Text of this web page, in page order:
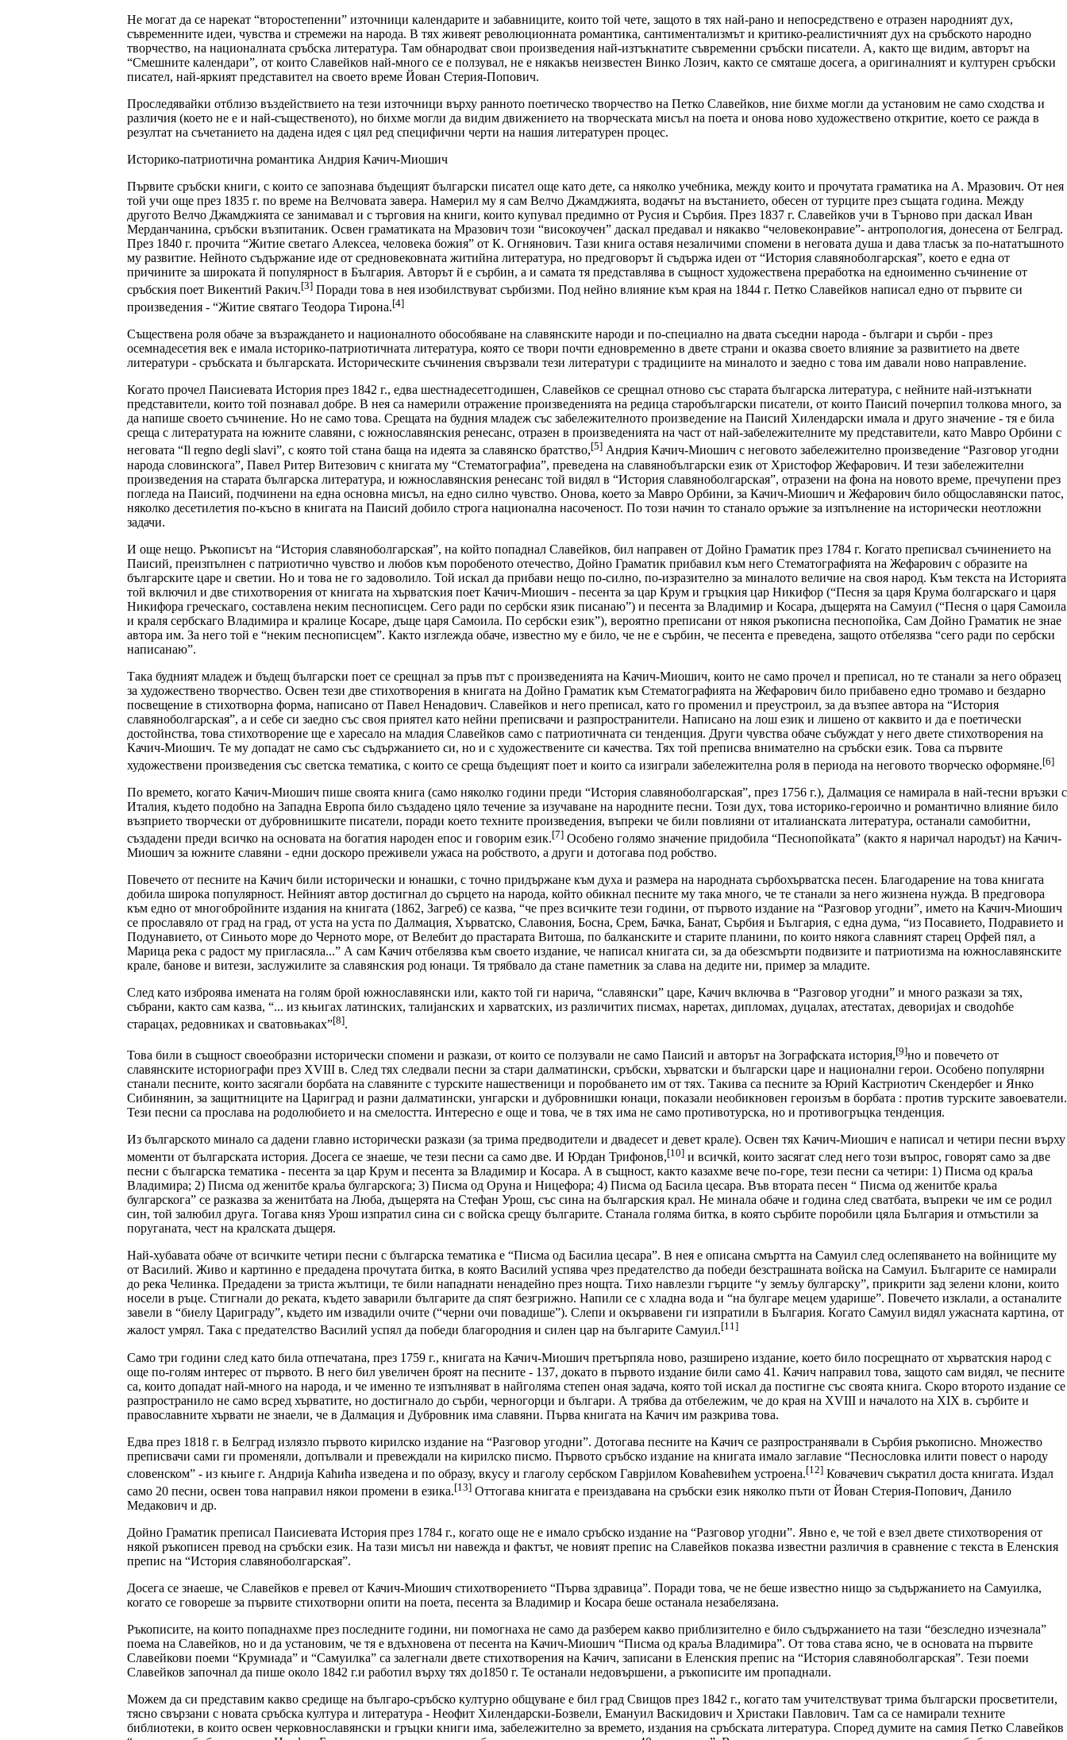
Не могат да се нарекат “второстепенни” източници календарите и забавниците, които той чете, защото в тях най-рано и непосредствено е отразен народният дух,
съвременните идеи, чувства и стремежи на народа. В тях живеят революционната романтика, сантиментализмът и критико-реалистичният дух на сръбското народно
творчество, на националната сръбска литература. Там обнародват свои произведения най-изтъкнатите съвременни сръбски писатели. А, както ще видим, авторът на
“Смешните календари”, от които Славейков най-много се е ползувал, не е някакъв неизвестен Винко Лозич, както се смяташе досега, а оригиналният и културен сръбски
писател, най-яркият представител на своето време Йован Стерия-Попович.
Проследявайки отблизо въздействието на тези източници върху ранното поетическо творчество на Петко Славейков, ние бихме могли да установим не само сходства и
различия (което не е и най-същественото), но бихме могли да видим движението на творческата мисъл на поета и онова ново художествено откритие, което се ражда в
резултат на съчетанието на дадена идея с цял ред специфични черти на нашия литературен процес.
Историко-патриотична романтика Андрия Качич-Миошич
Първите сръбски книги, с които се запознава бъдещият български писател още като дете, са няколко учебника, между които и прочутата граматика на А. Мразович. От нея
той учи още през 1835 г. по време на Велчовата завера. Намерил му я сам Велчо Джамджията, водачът на въстанието, обесен от турците през същата година. Между
другото Велчо Джамджията се занимавал и с търговия на книги, които купувал предимно от Русия и Сърбия. През 1837 г. Славейков учи в Търново при даскал Иван
Мерданчанина, сръбски възпитаник. Освен граматиката на Мразович този “високоучен” даскал предавал и някакво “человеконравие”- антропология, донесена от Белград.
През 1840 г. прочита “Житие светаго Алексеа, человека божия” от К. Огнянович. Тази книга оставя незаличими спомени в неговата душа и дава тласък за по-нататъшното
му развитие. Нейното съдържание иде от средновековната житийна литература, но предговорът й съдържа идеи от “История славяноболгарская”, което е една от
причините за широката й популярност в България. Авторът й е сърбин, а и самата тя представлява в същност художествена преработка на едноименно съчинение от
сръбския поет Викентий Ракич.[3] Поради това в нея изобилствуват сърбизми. Под нейно влияние към края на 1844 г. Петко Славейков написал едно от първите си
произведения - “Житие святаго Теодора Тирона.[4]
Съществена роля обаче за възраждането и националното обособяване на славянските народи и по-специално на двата съседни народа - българи и сърби - през
осемнадесетия век е имала историко-патриотичната литература, която се твори почти едновременно в двете страни и оказва своето влияние за развитието на двете
литератури - сръбската и българската. Историческите съчинения свързвали тези литератури с традициите на миналото и заедно с това им давали ново направление.
Когато прочел Паисиевата История през 1842 г., едва шестнадесетгодишен, Славейков се срещнал отново със старата българска литература, с нейните най-изтъкнати
представители, които той познавал добре. В нея са намерили отражение произведенията на редица старобългарски писатели, от които Паисий почерпил толкова много, за
да напише своето съчинение. Но не само това. Срещата на будния младеж със забележителното произведение на Паисий Хилендарски имала и друго значение - тя е била
среща с литературата на южните славяни, с южнославянския ренесанс, отразен в произведенията на част от най-забележителните му представители, като Мавро Орбини с
неговата “Il regno degli slavi”, с която той стана баща на идеята за славянско братство,[5] Андрия Качич-Миошич с неговото забележително произведение “Разговор угодни
народа словинскога”, Павел Ритер Витезович с книгата му “Стематографиа”, преведена на славянобългарски език от Христофор Жефарович. И тези забележителни
произведения на старата българска литература, и южнославянския ренесанс той видял в “История славяноболгарская”, отразени на фона на новото време, пречупени през
погледа на Паисий, подчинени на една основна мисъл, на едно силно чувство. Онова, което за Мавро Орбини, за Качич-Миошич и Жефарович било общославянски патос,
няколко десетилетия по-късно в книгата на Паисий добило строга национална насоченост. По този начин то станало оръжие за изпълнение на исторически неотложни
задачи.
И още нещо. Ръкописът на “История славяноболгарская”, на който попаднал Славейков, бил направен от Дойно Граматик през 1784 г. Когато преписвал съчинението на
Паисий, преизпълнен с патриотично чувство и любов към поробеното отечество, Дойно Граматик прибавил към него Стематографията на Жефарович с образите на
българските царе и светии. Но и това не го задоволило. Той искал да прибави нещо по-силно, по-изразително за миналото величие на своя народ. Към текста на Историята
той включил и две стихотворения от книгата на хърватския поет Качич-Миошич - песента за цар Крум и гръцкия цар Никифор (“Песня за царя Крума болгарскаго и царя
Никифора греческаго, составлена неким песнописцем. Сего ради по сербски язик писанаю”) и песента за Владимир и Косара, дъщерята на Самуил (“Песня о царя Самоила
и краля сербскаго Владимира и кралице Косаре, дъще царя Самоила. По сербски език”), вероятно преписани от някоя ръкописна песнопойка, Сам Дойно Граматик не знае
автора им. За него той е “неким песнописцем”. Както изглежда обаче, известно му е било, че не е сърбин, че песента е преведена, защото отбелязва “сего ради по сербски
написанаю”.
Така будният младеж и бъдещ български поет се срещнал за пръв път с произведенията на Качич-Миошич, които не само прочел и преписал, но те станали за него образец
за художествено творчество. Освен тези две стихотворения в книгата на Дойно Граматик към Стематографията на Жефарович било прибавено едно тромаво и бездарно
посвещение в стихотворна форма, написано от Павел Ненадович. Славейков и него преписал, като го променил и преустроил, за да възпее автора на “История
славяноболгарская”, а и себе си заедно със своя приятел като нейни преписвачи и разпространители. Написано на лош език и лишено от каквито и да е поетически
достойнства, това стихотворение ще е харесало на младия Славейков само с патриотичната си тенденция. Други чувства обаче събуждат у него двете стихотворения на
Качич-Миошич. Те му допадат не само със съдържанието си, но и с художествените си качества. Тях той преписва внимателно на сръбски език. Това са първите
художествени произведения със светска тематика, с които се среща бъдещият поет и които са изиграли забележителна роля в периода на неговото творческо оформяне.[6]
По времето, когато Качич-Миошич пише своята книга (само няколко години преди “История славяноболгарская”, през 1756 г.), Далмация се намирала в най-тесни връзки с
Италия, където подобно на Западна Европа било създадено цяло течение за изучаване на народните песни. Този дух, това историко-героично и романтично влияние било
възприето творчески от дубровнишките писатели, поради което техните произведения, въпреки че били повлияни от италианската литература, останали самобитни,
създадени преди всичко на основата на богатия народен епос и говорим език.[7] Особено голямо значение придобила “Песнопойката” (както я наричал народът) на Качич-
Миошич за южните славяни - едни доскоро преживели ужаса на робството, а други и дотогава под робство.
Повечето от песните на Качич били исторически и юнашки, с точно придържане към духа и размера на народната сърбохърватска песен. Благодарение на това книгата
добила широка популярност. Нейният автор достигнал до сърцето на народа, който обикнал песните му така много, че те станали за него жизнена нужда. В предговора
към едно от многобройните издания на книгата (1862, Загреб) се казва, “че през всичките тези години, от първото издание на “Разговор угодни”, името на Качич-Миошич
се прославяло от град на град, от уста на уста по Далмация, Хърватско, Славония, Босна, Срем, Бачка, Банат, Сърбия и България, с една дума, “из Посавието, Подравието и
Подунавието, от Синьото море до Черното море, от Велебит до прастарата Витоша, по балканските и старите планини, по които някога славният старец Орфей пял, а
Марица река с радост му пригласяла...” А сам Качич отбелязва към своето издание, че написал книгата си, за да обезсмърти подвизите и патриотизма на южнославянските
крале, банове и витези, заслужилите за славянския род юнаци. Тя трябвало да стане паметник за слава на дедите ни, пример за младите.
След като изброява имената на голям брой южнославянски или, както той ги нарича, “славянски” царе, Качич включва в “Разговор угодни” и много разкази за тях,
събрани, както сам казва, “... из књигах латинских, талијанских и харватских, из различитих писмах, наретах, дипломах, дуцалах, атестатах, деворијах и сводоћбе
старацах, редовниках и сватовњаках”[8].
Това били в същност своеобразни исторически спомени и разкази, от които се ползували не само Паисий и авторът на Зографската история,[9]но и повечето от
славянските историографи през XVIII в. След тях следвали песни за стари далматински, сръбски, хърватски и български царе и национални герои. Особено популярни
станали песните, които засягали борбата на славяните с турските нашественици и поробването им от тях. Такива са песните за Юрий Кастриотич Скендербег и Янко
Сибинянин, за защитниците на Цариград и разни далматински, унгарски и дубровнишки юнаци, показали необикновен героизъм в борбата : против турските завоеватели.
Тези песни са прослава на родолюбието и на смелостта. Интересно е още и това, че в тях има не само противотурска, но и противогръцка тенденция.
Из българското минало са дадени главно исторически разкази (за трима предводители и двадесет и девет крале). Освен тях Качич-Миошич е написал и четири песни върху
моменти от българската история. Досега се знаеше, че тези песни са само две. И Юрдан Трифонов,[10] и всичкй, които засягат след него този въпрос, говорят само за две
песни с българска тематика - песента за цар Крум и песента за Владимир и Косара. А в същност, както казахме вече по-горе, тези песни са четири: 1) Писма од краља
Владимира; 2) Писма од женитбе краља булгарскога; 3) Писма од Оруна и Ницефора; 4) Писма од Басила цесара. Във втората песен “ Писма од женитбе краља
булгарскога” се разказва за женитбата на Люба, дъщерята на Стефан Урош, със сина на българския крал. Не минала обаче и година след сватбата, въпреки че им се родил
син, той залюбил друга. Тогава княз Урош изпратил сина си с войска срещу българите. Станала голяма битка, в която сърбите поробили цяла България и отмъстили за
поруганата, чест на кралската дъщеря.
Най-хубавата обаче от всичките четири песни с българска тематика е “Писма од Басилиа цесара”. В нея е описана смъртта на Самуил след ослепяването на войниците му
от Василий. Живо и картинно е предадена прочутата битка, в която Василий успява чрез предателство да победи безстрашната войска на Самуил. Българите се намирали
до река Челинка. Предадени за триста жълтици, те били нападнати ненадейно през нощта. Тихо навлезли гърците “у земљу булгарску”, прикрити зад зелени клони, които
носели в ръце. Стигнали до реката, където заварили българите да спят безгрижно. Напили се с хладна вода и “на булгаре мецем ударише”. Повечето изклали, а останалите
завели в “биелу Цариграду”, където им извадили очите (“черни очи повадише”). Слепи и окървавени ги изпратили в България. Когато Самуил видял ужасната картина, от
жалост умрял. Така с предателство Василий успял да победи благородния и силен цар на българите Самуил.[11]
Само три години след като била отпечатана, през 1759 г., книгата на Качич-Миошич претърпяла ново, разширено издание, което било посрещнато от хърватския народ с
още по-голям интерес от първото. В него бил увеличен броят на песните - 137, докато в първото издание били само 41. Качич направил това, защото сам видял, че песните
са, които допадат най-много на народа, и че именно те изпълняват в найголяма степен оная задача, която той искал да постигне със своята книга. Скоро второто издание се
разпространило не само всред хърватите, но достигнало до сърби, черногорци и българи. А трябва да отбележим, че до края на XVIII и началото на XIX в. сърбите и
православните хървати не знаели, че в Далмация и Дубровник има славяни. Първа книгата на Качич им разкрива това.
Едва през 1818 г. в Белград излязло първото кирилско издание на “Разговор угодни”. Дотогава песните на Качич се разпространявали в Сърбия ръкописно. Множество
преписвачи сами ги променяли, допълвали и превеждали на кирилско писмо. Първото сръбско издание на книгата имало заглавие “Песнословка илити повест о народу
словенском” - из књиге г. Андрија Каћића изведена и по образу, вкусу и глаголу сербском Гаврјилом Коваћевићем устроена.[12] Ковачевич съкратил доста книгата. Издал
само 20 песни, освен това направил някои промени в езика.[13] Оттогава книгата е преиздавана на сръбски език няколко пъти от Йован Стерия-Попович, Данило
Медакович и др.
Дойно Граматик преписал Паисиевата История през 1784 г., когато още не е имало сръбско издание на “Разговор угодни”. Явно е, че той е взел двете стихотворения от
някой ръкописен превод на сръбски език. На тази мисъл ни навежда и фактът, че новият препис на Славейков показва известни различия в сравнение с текста в Еленския
препис на “История славяноболгарская”.
Досега се знаеше, че Славейков е превел от Качич-Миошич стихотворението “Първа здравица”. Поради това, че не беше известно нищо за съдържанието на Самуилка,
когато се говореше за първите стихотворни опити на поета, песента за Владимир и Косара беше останала незабелязана.
Ръкописите, на които попаднахме през последните години, ни помогнаха не само да разберем какво приблизително е било съдържанието на тази “безследно изчезнала”
поема на Славейков, но и да установим, че тя е вдъхновена от песента на Качич-Миошич “Писма од краља Владимира”. От това става ясно, че в основата на първите
Славейкови поеми “Крумиада” и “Самуилка” са залегнали двете стихотворения на Качич, записани в Еленския препис на “История славяноболгарская”. Тези поеми
Славейков започнал да пише около 1842 г.и работил върху тях до1850 г. Те останали недовършени, а ръкописите им пропаднали.
Можем да си представим какво средище на българо-сръбско културно общуване е бил град Свищов през 1842 г., когато там учителствуват трима български просветители,
тясно свързани с новата сръбска култура и литература - Неофит Хилендарски-Бозвели, Емануил Васкидович и Христаки Павлович. Там са се намирали техните
библиотеки, в които освен черковнославянски и гръцки книги има, забележително за времето, издания на сръбската литература. Според думите на самия Петко Славейков